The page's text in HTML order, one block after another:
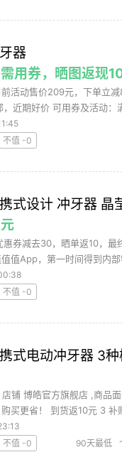
器
用券，晒图返现
活动售价209元，下单立
，近期好价 可用券及活动
不值 -0
式设计 冲牙器 晶
惠券减去30，晒单返10，
值App，第一时间得到内
不值 -0
式电动冲牙器 3
店铺 博皓官方旗舰店 ,商品
买更省！ 到货返10元 3 补
不值 -0 90天最低